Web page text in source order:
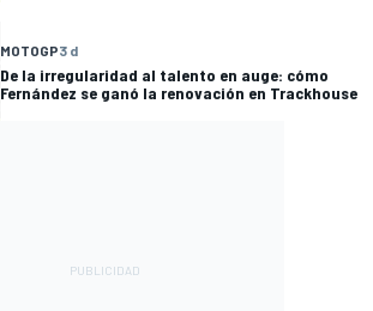
MOTOGP3 d
De la irregularidad al talento en auge: cómo
Fernández se ganó la renovación en Trackhouse